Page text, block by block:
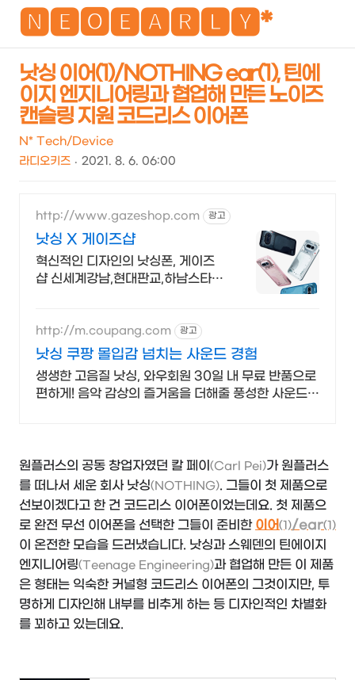
🅽🅴🅾🅴🅰🆁🅻🆈*
검
낫싱 이어(1)/NOTHING ear(1), 틴에
이지 엔지니어링과 협업해 만든 노이즈
캔슬링 지원 코드리스 이어폰
N* Tech/Device
라디오키즈
2021. 8. 6. 06:00
http://www.gazeshop.com 광고
낫싱 X 게이즈샵
혁신적인 디자인의 낫싱폰, 게이즈
샵 신세계강남,현대판교,하남스타필
http://m.coupang.com 광고
낫싱 쿠팡 몰입감 넘치는 사운드 경험
생생한 고음질 낫싱, 와우회원 30일 내 무료 반품으로
편하게! 음악 감상의 즐거움을 더해줄 풍성한 사운드,
원플러스의 공동 창업자였던 칼 페이 (Carl Pei)가 원플러스
를 떠나서 세운 회사 낫싱(NOTHING). 그들이 첫 제품으로
선보이겠다고 한 건 코드리스 이어폰이었는데요. 첫 제품으
로 완전 무선 이어폰을 선택한 그들이 준비한 이어(1)/ear(1)
이 온전한 모습을 드러냈습니다. 낫싱과 스웨덴의 틴에이지
엔지니어링(Teenage Engineering)과 협업해 만든 이 제품
은 형태는 익숙한 커널형 코드리스 이어폰의 그것이지만, 투
명하게 디자인해 내부를 비추게 하는 등 디자인적인 차별화
를 꾀하고 있는데요.